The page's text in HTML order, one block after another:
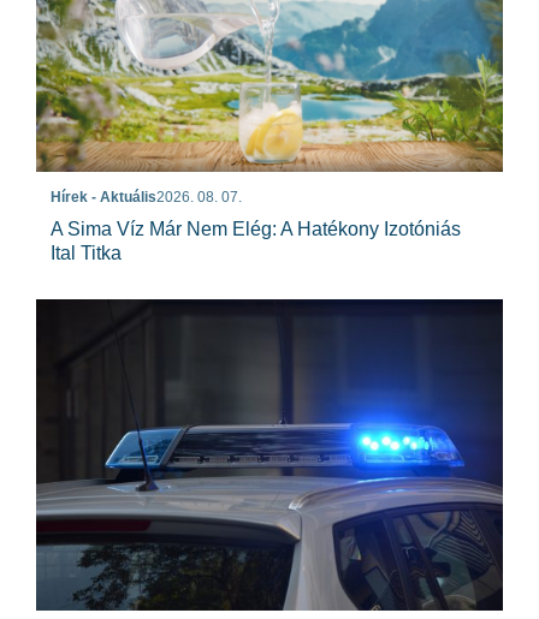
Hírek - Aktuális2026. 08. 07.
A Sima Víz Már Nem Elég: A Hatékony Izotóniás
Ital Titka